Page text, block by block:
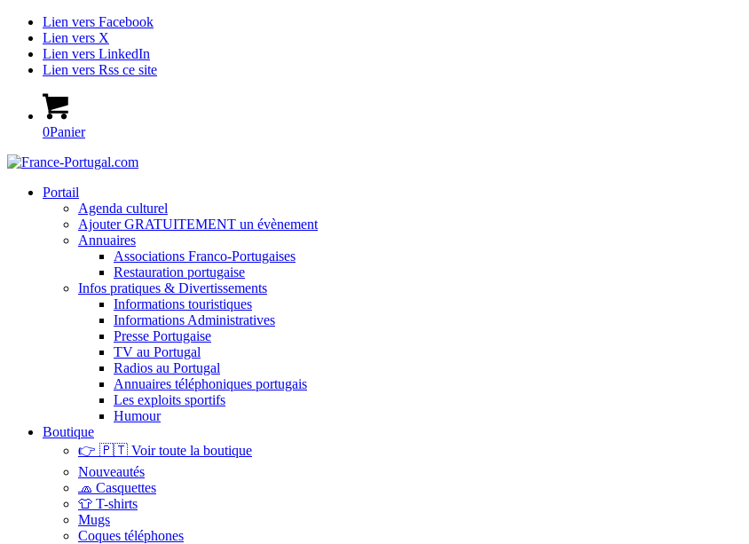
Lien vers Facebook
Lien vers X
Lien vers LinkedIn
Lien vers Rss ce site
0Panier
Portail
Agenda culturel
Ajouter GRATUITEMENT un évènement
Annuaires
Associations Franco-Portugaises
Restauration portugaise
Infos pratiques & Divertissements
Informations touristiques
Informations Administratives
Presse Portugaise
TV au Portugal
Radios au Portugal
Annuaires téléphoniques portugais
Les exploits sportifs
Humour
Boutique
👉 🇵🇹 Voir toute la boutique
Nouveautés
🧢 Casquettes
👕 T-shirts
Mugs
Coques téléphones